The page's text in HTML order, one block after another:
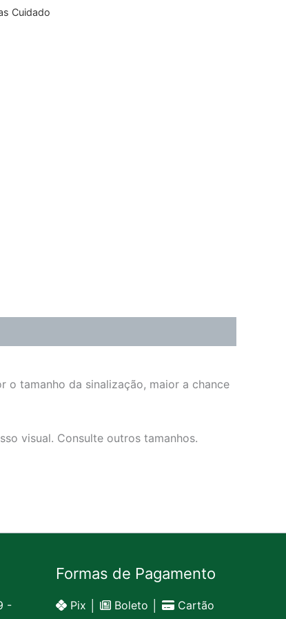
Cuidado
o tamanho da sinalização, maior a chance
visual. Consulte outros tamanhos.
-
Formas de Pagamento
Pix │ Boleto │ Cartão